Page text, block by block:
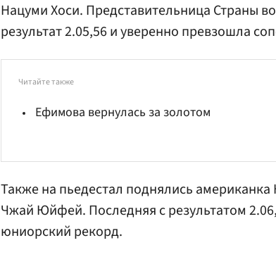
Нацуми Хоси. Представительница Страны
результат 2.05,56 и уверенно превзошла
Читайте также
Ефимова вернулась за золотом
Также на пьедестал поднялись
Чжай Юйфей. Последняя с результатом
юниорский рекорд.